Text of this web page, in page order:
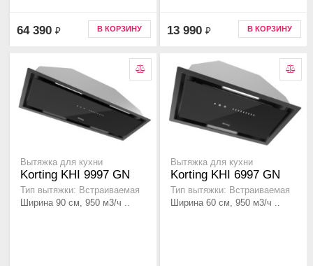
64 390 ₽ В КОРЗИНУ 13 990 ₽ В КОРЗИНУ
Вытяжка для кухни
Korting KHI 9997 GN
Тип вытяжки: Встраиваемая
Ширина 90 см, 950 м3/ч ..
Вытяжка для кухни
Korting KHI 6997 GN
Тип вытяжки: Встраиваемая
Ширина 60 см, 950 м3/ч ..